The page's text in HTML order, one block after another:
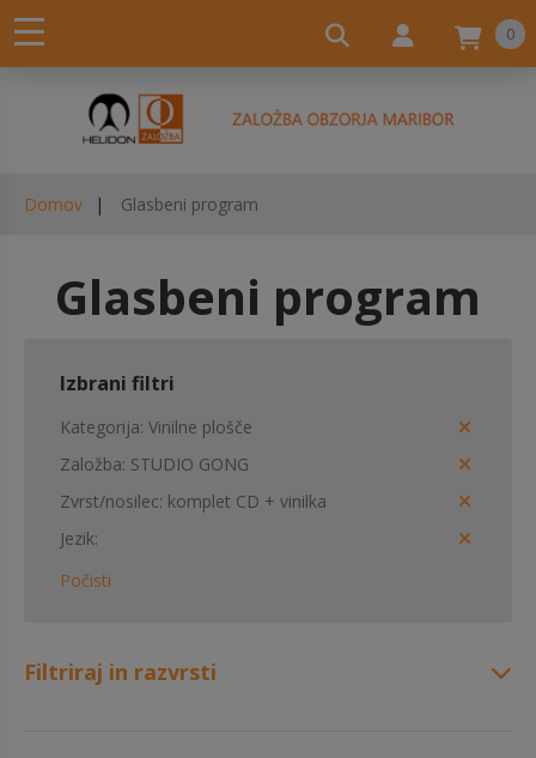
0
Domov Glasbeni program
Glasbeni program
Izbrani filtri
Kategorija Vinilne plošče
Založba STUDIO GONG
Zvrst/nosilec komplet CD + vinilka
Jezik
Počisti
Filtriraj in razvrsti